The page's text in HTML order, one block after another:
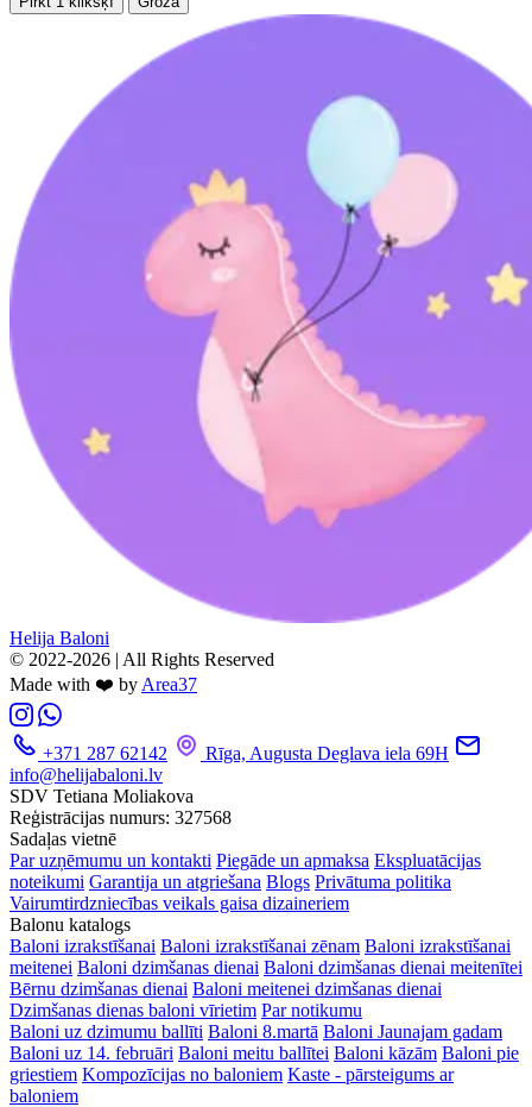
Helija Baloni
© 2022-2026 | All Rights Reserved
Made with ❤️ by Area37
+371 287 62142
Rīga, Augusta Deglava iela 69H
info@helijabaloni.lv
SDV Tetiana Moliakova
Reģistrācijas numurs: 327568
Sadaļas vietnē
Par uzņēmumu un kontakti Piegāde un apmaksa Ekspluatācijas
noteikumi Garantija un atgriešana Blogs Privātuma politika
Vairumtirdzniecības veikals gaisa dizaineriem
Balonu katalogs
Baloni izrakstīšanai Baloni izrakstīšanai zēnam Baloni izrakstīšanai
meitenei Baloni dzimšanas dienai Baloni dzimšanas dienai meitenītei
Bērnu dzimšanas dienai Baloni meitenei dzimšanas dienai
Dzimšanas dienas baloni vīrietim Par notikumu
Baloni uz dzimumu ballīti Baloni 8.martā Baloni Jaunajam gadam
Baloni uz 14. februāri Baloni meitu ballītei Baloni kāzām Baloni pie
griestiem Kompozīcijas no baloniem Kaste - pārsteigums ar
baloniem